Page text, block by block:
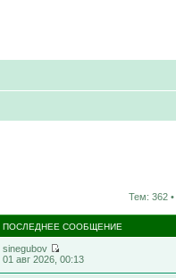
Тем: 362 •
ПОСЛЕДНЕЕ СООБЩЕНИЕ
sinegubov
01 авг 2026, 00:13